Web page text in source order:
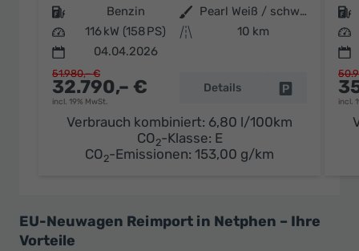
Kraftstoff
Benzin Außenfarbe
Pearl Weiß / schwarzes Dach
Leistung
116 kW (158 PS) Kilometerstand
10 km
04.04.2026
32.790,– €
incl. 19% MwSt.
51.980,– €
Details Fahrzeug
Verbrauch kombiniert: 6,80 l/100km
CO2-Klasse: E
CO2-Emissionen: 153,00 g/km
Kraftstoff
Leistung
incl.
EU-Neuwagen Reimport in Netphen – Ihre
Vorteile